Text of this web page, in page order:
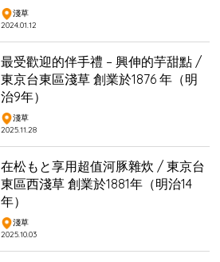
淺草
2024.01.12
最受歡迎的伴手禮 – 興伸的芋甜點 /
東京台東區淺草 創業於1876 年（明
治9年）
淺草
2025.11.28
在松もと享用超值河豚雜炊 / 東京台
東區西淺草 創業於1881年（明治14
年）
淺草
2025.10.03